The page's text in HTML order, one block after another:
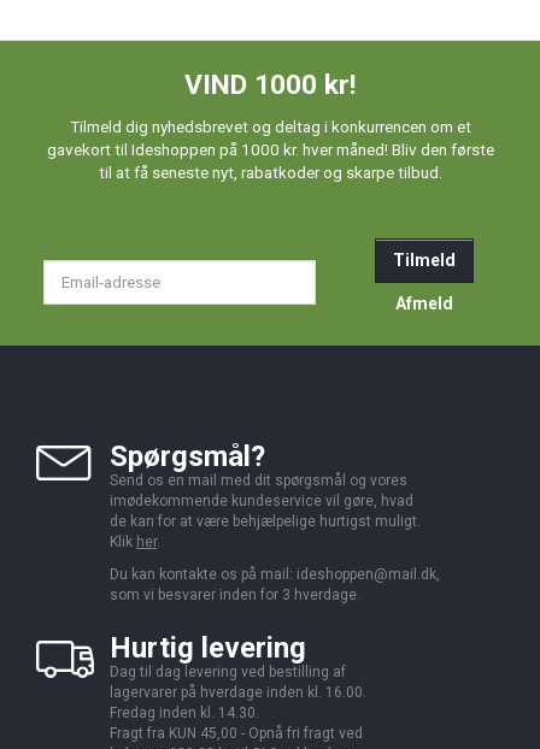
VIND 1000 kr!
Tilmeld dig nyhedsbrevet og deltag i konkurrencen om et
gavekort til Ideshoppen på 1000 kr. hver måned! Bliv den første
til at få seneste nyt, rabatkoder og skarpe tilbud.
Tilmeld
Afmeld
Spørgsmål?
Send os en mail med dit spørgsmål og vores
imødekommende kundeservice vil gøre, hvad
de kan for at være behjælpelige hurtigst muligt.
Klik her.
Du kan kontakte os på mail: ideshoppen@mail.dk,
som vi besvarer inden for 3 hverdage.
Hurtig levering
Dag til dag levering ved bestilling af
lagervarer på hverdage inden kl. 16.00.
Fredag inden kl. 14.30.
Fragt fra KUN 45,00 - Opnå fri fragt ved